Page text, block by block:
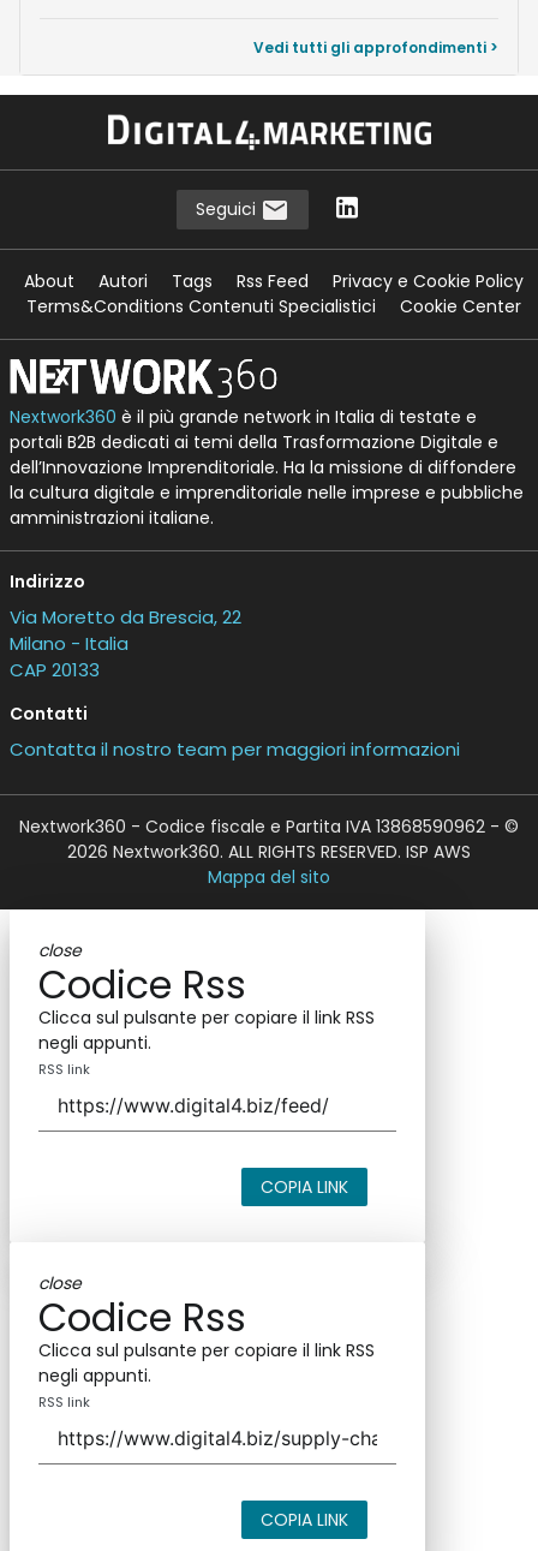
Vedi tutti gli approfondimenti >
Seguici
About Autori Tags Rss Feed
Privacy e Cookie Policy
Terms&Conditions Contenuti Specialistici
Cookie Center
Nextwork360 è il più grande network in Italia di testate e
portali B2B dedicati ai temi della Trasformazione Digitale e
dell’Innovazione Imprenditoriale. Ha la missione di diffondere
la cultura digitale e imprenditoriale nelle imprese e pubbliche
amministrazioni italiane.
Indirizzo
Via Moretto da Brescia, 22
Milano - Italia
CAP 20133
Contatti
Contatta il nostro team per maggiori informazioni
Nextwork360 - Codice fiscale e Partita IVA 13868590962 - ©
2026 Nextwork360. ALL RIGHTS RESERVED. ISP AWS
Mappa del sito
close
Codice Rss
Clicca sul pulsante per copiare il link RSS
negli appunti.
RSS link
COPIA LINK
close
Codice Rss
Clicca sul pulsante per copiare il link RSS
negli appunti.
RSS link
COPIA LINK